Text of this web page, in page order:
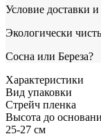
Условие доставки
Экологически
Сосна или Береза?
Характеристики
Вид упаковки
Стрейч пленка
Высота до
25-27 см